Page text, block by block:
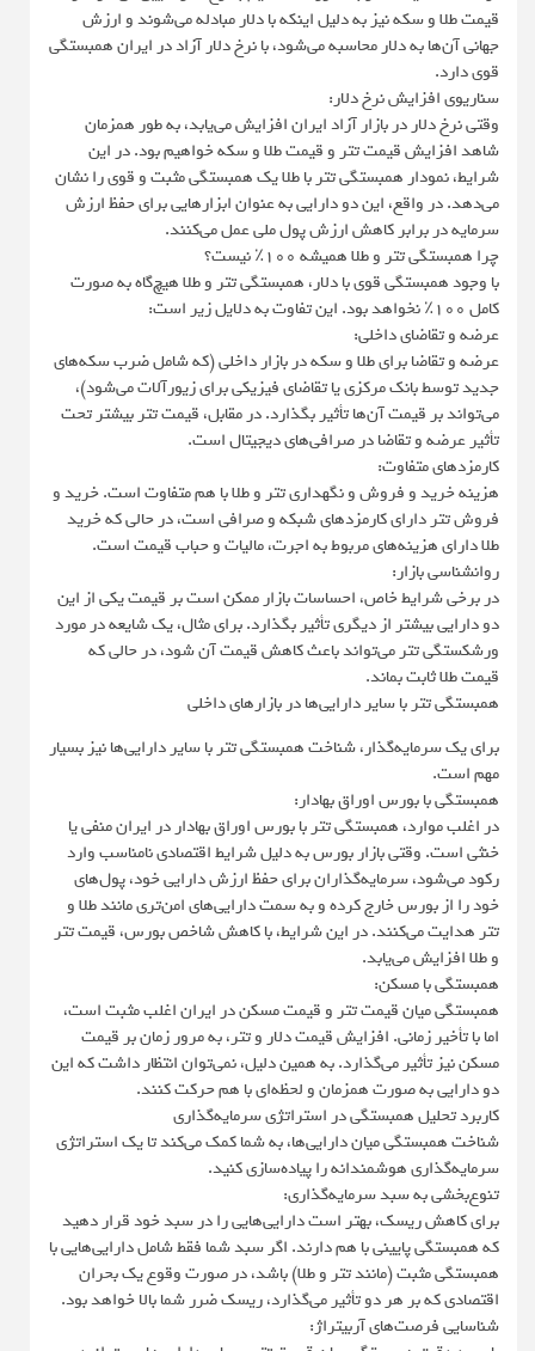
قیمت طلا و سکه نیز به دلیل اینکه با دلار مبادله می‌شوند و ارزش
جهانی آن‌ها به دلار محاسبه می‌شود، با نرخ دلار آزاد در ایران همبستگی
قوی دارد.
سناریوی افزایش نرخ دلار:
وقتی نرخ دلار در بازار آزاد ایران افزایش می‌یابد، به طور همزمان
شاهد افزایش قیمت تتر و قیمت طلا و سکه خواهیم بود. در این
شرایط، نمودار همبستگی تتر با طلا یک همبستگی مثبت و قوی را نشان
می‌دهد. در واقع، این دو دارایی به عنوان ابزارهایی برای حفظ ارزش
سرمایه در برابر کاهش ارزش پول ملی عمل می‌کنند.
چرا همبستگی تتر و طلا همیشه ۱۰۰٪ نیست؟
با وجود همبستگی قوی با دلار، همبستگی تتر و طلا هیچ‌گاه به صورت
کامل ۱۰۰٪ نخواهد بود. این تفاوت به دلایل زیر است:
عرضه و تقاضای داخلی:
عرضه و تقاضا برای طلا و سکه در بازار داخلی (که شامل ضرب سکه‌های
جدید توسط بانک مرکزی یا تقاضای فیزیکی برای زیورآلات می‌شود)،
می‌تواند بر قیمت آن‌ها تأثیر بگذارد. در مقابل، قیمت تتر بیشتر تحت
تأثیر عرضه و تقاضا در صرافی‌های دیجیتال است.
کارمزدهای متفاوت:
هزینه خرید و فروش و نگهداری تتر و طلا با هم متفاوت است. خرید و
فروش تتر دارای کارمزدهای شبکه و صرافی است، در حالی که خرید
طلا دارای هزینه‌های مربوط به اجرت، مالیات و حباب قیمت است.
روانشناسی بازار:
در برخی شرایط خاص، احساسات بازار ممکن است بر قیمت یکی از این
دو دارایی بیشتر از دیگری تأثیر بگذارد. برای مثال، یک شایعه در مورد
ورشکستگی تتر می‌تواند باعث کاهش قیمت آن شود، در حالی که
قیمت طلا ثابت بماند.
همبستگی تتر با سایر دارایی‌ها در بازارهای داخلی
برای یک سرمایه‌گذار، شناخت همبستگی تتر با سایر دارایی‌ها نیز بسیار
مهم است.
همبستگی با بورس اوراق بهادار:
در اغلب موارد، همبستگی تتر با بورس اوراق بهادار در ایران منفی یا
خنثی است. وقتی بازار بورس به دلیل شرایط اقتصادی نامناسب وارد
رکود می‌شود، سرمایه‌گذاران برای حفظ ارزش دارایی خود، پول‌های
خود را از بورس خارج کرده و به سمت دارایی‌های امن‌تری مانند طلا و
تتر هدایت می‌کنند. در این شرایط، با کاهش شاخص بورس، قیمت تتر
و طلا افزایش می‌یابد.
همبستگی با مسکن:
همبستگی میان قیمت تتر و قیمت مسکن در ایران اغلب مثبت است،
اما با تأخیر زمانی. افزایش قیمت دلار و تتر، به مرور زمان بر قیمت
مسکن نیز تأثیر می‌گذارد. به همین دلیل، نمی‌توان انتظار داشت که این
دو دارایی به صورت همزمان و لحظه‌ای با هم حرکت کنند.
کاربرد تحلیل همبستگی در استراتژی سرمایه‌گذاری
شناخت همبستگی میان دارایی‌ها، به شما کمک می‌کند تا یک استراتژی
سرمایه‌گذاری هوشمندانه را پیاده‌سازی کنید.
تنوع‌بخشی به سبد سرمایه‌گذاری:
برای کاهش ریسک، بهتر است دارایی‌هایی را در سبد خود قرار دهید
که همبستگی پایینی با هم دارند. اگر سبد شما فقط شامل دارایی‌هایی با
همبستگی مثبت (مانند تتر و طلا) باشد، در صورت وقوع یک بحران
اقتصادی که بر هر دو تأثیر می‌گذارد، ریسک ضرر شما بالا خواهد بود.
شناسایی فرصت‌های آربیتراژ: